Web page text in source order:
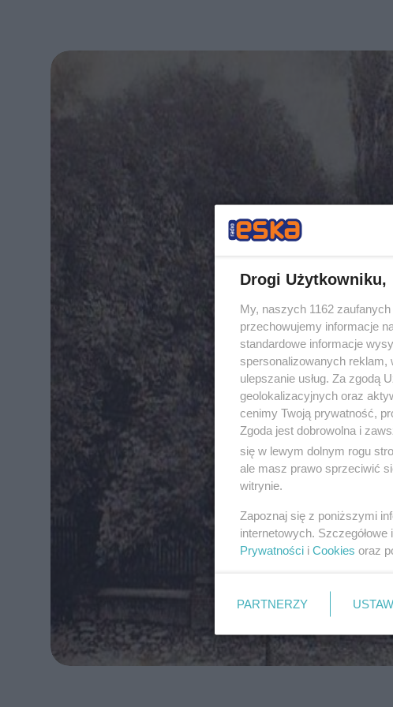
Drogi Użytkowniku,
My, naszych 1162
przechowujemy informacje
standardowe informacje
spersonalizowanych reklam,
ulepszanie usług. Za zgodą
geolokalizacyjnych oraz
cenimy Twoją prywatność,
Zgoda jest dobrowolna i
się w lewym dolnym rogu
ale masz prawo sprzeciwić
witrynie.
Zapoznaj się z poniższymi
internetowych.
Prywatności i Cookies oraz
PARTNERZY